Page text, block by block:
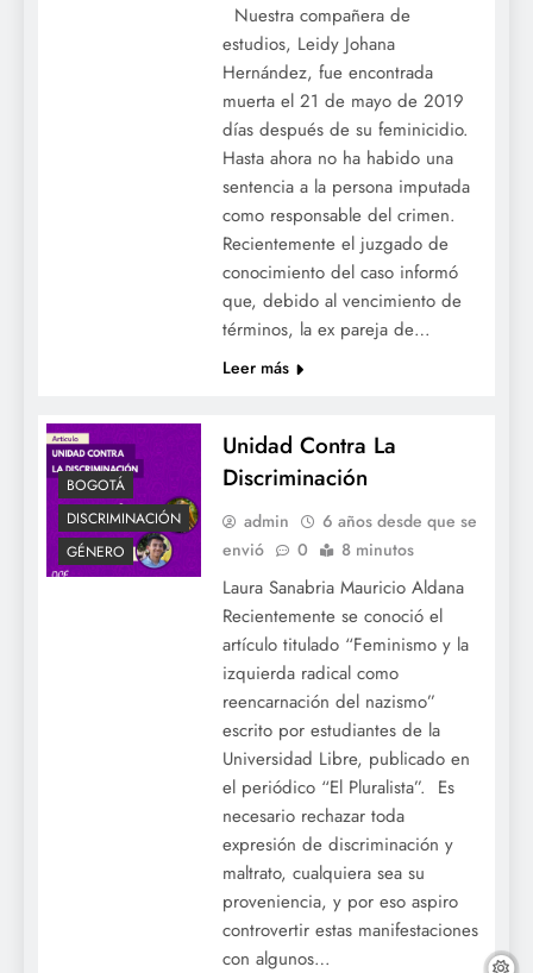
Nuestra compañera de
estudios, Leidy Johana
Hernández, fue encontrada
muerta el 21 de mayo de 2019
días después de su feminicidio.
Hasta ahora no ha habido una
sentencia a la persona imputada
como responsable del crimen.
Recientemente el juzgado de
conocimiento del caso informó
que, debido al vencimiento de
términos, la ex pareja de…
Leer más
BOGOTÁ
DISCRIMINACIÓN
GÉNERO
Unidad Contra La
Discriminación
admin
6 años desde que se
envió
0 8 minutos
Laura Sanabria Mauricio Aldana
Recientemente se conoció el
artículo titulado “Feminismo y la
izquierda radical como
reencarnación del nazismo”
escrito por estudiantes de la
Universidad Libre, publicado en
el periódico “El Pluralista”. Es
necesario rechazar toda
expresión de discriminación y
maltrato, cualquiera sea su
proveniencia, y por eso aspiro
controvertir estas manifestaciones
con algunos…